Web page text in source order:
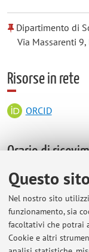
Questo
Nel nostro sito
funzionamento, sia
facoltativi che potrai
Cookie e altri
Dipartimento di
Via Massarenti
Risorse in rete
ORCID
Orario di
Il docente è a
appuntamento
Orario di
Policlinico S.
2.